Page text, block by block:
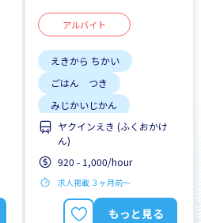
アルバイト
えきから ちかい
ごはん つき
みじかいじかん
こうつうひ あり
りれきしょ なし
リーダーになれる
がいこくじんが いる
ヤクインえき (ふくおかけ
ん)
920 - 1,000/hour
求人掲載 ３ヶ月前〜
もっと見る